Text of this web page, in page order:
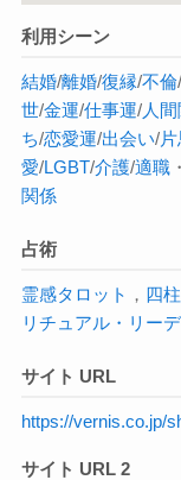
利用シーン
結婚/離婚/復縁/不倫/
世/金運/仕事運/人
ち/恋愛運/出会い/片
愛/LGBT/介護/適職
関係
占術
霊感タロット ， 四
リチュアル・リー
サイト URL
https://vernis.co.jp/
サイト URL 2